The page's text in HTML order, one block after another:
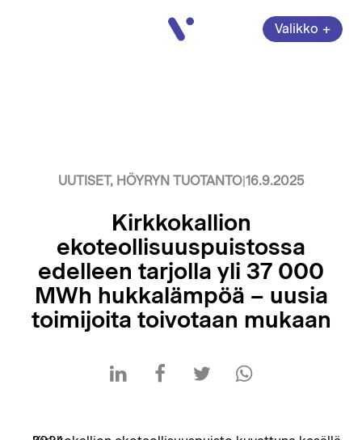
Vatajankoski
Valikko
Avaa
+
UUTISET, HÖYRYN TUOTANTO|16.9.2025
Kirkkokallion
ekoteollisuuspuistossa
edelleen tarjolla yli 37 000
MWh hukkalämpöä – uusia
toimijoita toivotaan mukaan
Jaa LinkedInissäJaa Facebookissa
Jaa Twitterissä